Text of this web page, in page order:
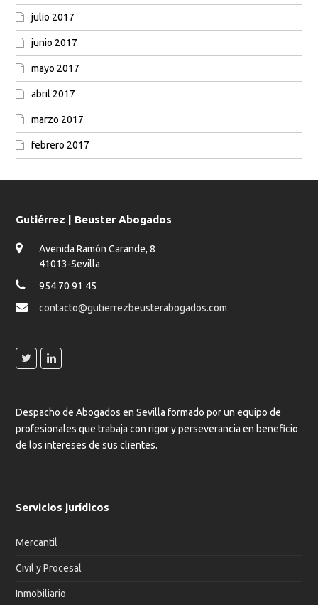
julio 2017
junio 2017
mayo 2017
abril 2017
marzo 2017
febrero 2017
Gutiérrez | Beuster Abogados
Avenida Ramón Carande, 8
41013-Sevilla
954 70 91 45
contacto@gutierrezbeusterabogados.com
Despacho de Abogados en Sevilla formado por un equipo de
profesionales que trabaja con rigor y perseverancia en beneficio
de los intereses de sus clientes.
Servicios jurídicos
Mercantil
Civil y Procesal
Inmobiliario